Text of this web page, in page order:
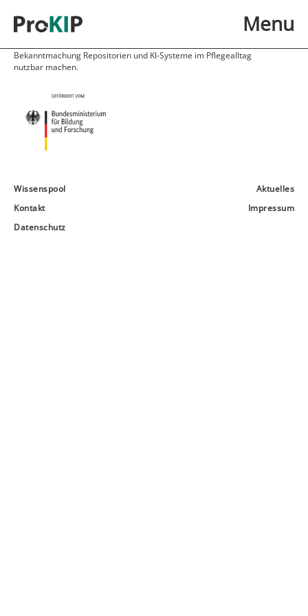
Menu
ProKIP – Prozessentwicklung und -begleitung zum KI-Einsatz in der
Pflege – ist das wissenschaftliche Begleitprojekt in der vom
Bekanntmachung Repositorien und KI-Systeme im Pflegealltag
nutzbar machen.
Wissenspool
Aktuelles
Kontakt
Impressum
Datenschutz